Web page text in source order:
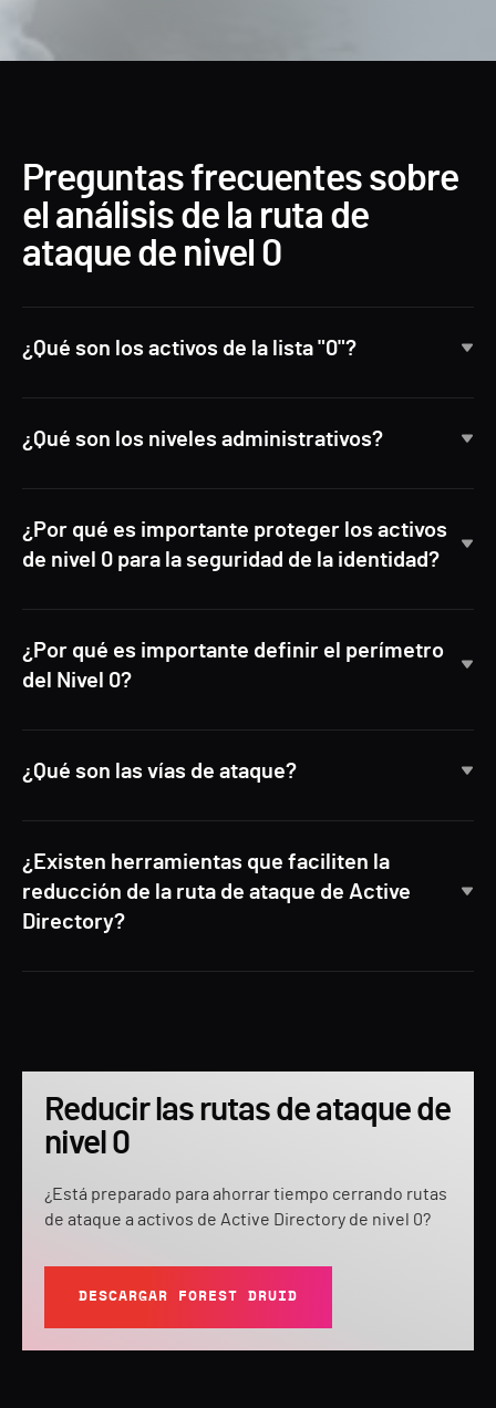
Preguntas frecuentes sobre
el análisis de la ruta de
ataque de nivel 0
¿Qué son los activos de la lista "0"?
¿Qué son los niveles administrativos?
¿Por qué es importante proteger los activos
de nivel 0 para la seguridad de la identidad?
¿Por qué es importante definir el perímetro
del Nivel 0?
¿Qué son las vías de ataque?
¿Existen herramientas que faciliten la
reducción de la ruta de ataque de Active
Directory?
Reducir las rutas de ataque de
nivel 0
¿Está preparado para ahorrar tiempo cerrando rutas
de ataque a activos de Active Directory de nivel 0?
DESCARGAR FOREST DRUID